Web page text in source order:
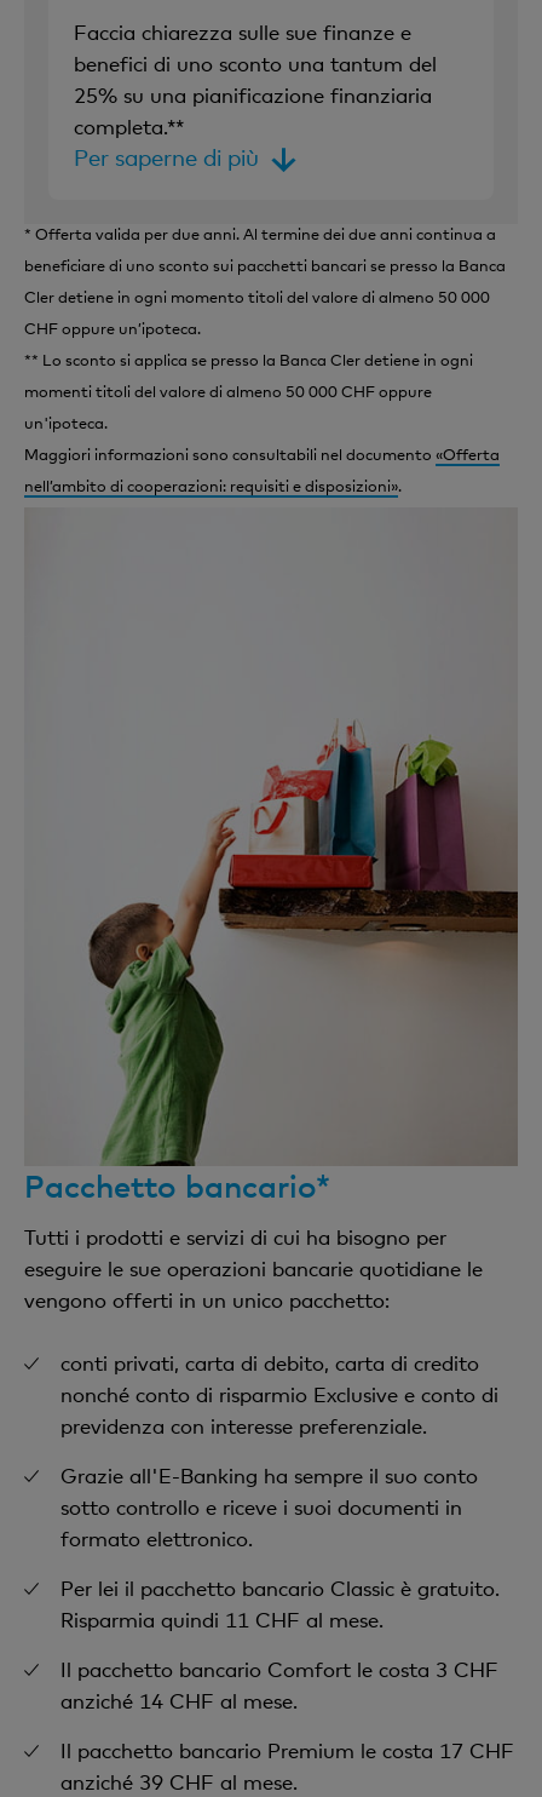
Faccia chiarezza sulle sue finanze e
benefici di uno sconto una tantum del
25% su una pianificazione finanziaria
completa.**
Per saperne di più
* Offerta valida per due anni. Al termine dei due anni continua a
beneficiare di uno sconto sui pacchetti bancari se presso la Banca
Cler detiene in ogni momento titoli del valore di almeno 50 000
CHF oppure un’ipoteca.
** Lo sconto si applica se presso la Banca Cler detiene in ogni
momenti titoli del valore di almeno 50 000 CHF oppure
un'ipoteca.
Maggiori informazioni sono consultabili nel documento «Offerta
nell’ambito di cooperazioni: requisiti e disposizioni».
Pacchetto bancario*
Tutti i prodotti e servizi di cui ha bisogno per
eseguire le sue operazioni bancarie quotidiane le
vengono offerti in un unico pacchetto:
conti privati, carta di debito, carta di credito
nonché conto di risparmio Exclusive e conto di
previdenza con interesse preferenziale.
Grazie all'E-Banking ha sempre il suo conto
sotto controllo e riceve i suoi documenti in
formato elettronico.
Per lei il pacchetto bancario Classic è gratuito.
Risparmia quindi 11 CHF al mese.
Il pacchetto bancario Comfort le costa 3 CHF
anziché 14 CHF al mese.
Il pacchetto bancario Premium le costa 17 CHF
anziché 39 CHF al mese.